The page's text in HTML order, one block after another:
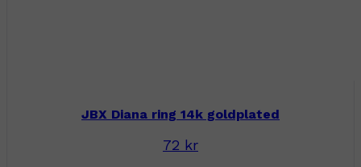
JBX Diana ring 14k goldplated
72 kr